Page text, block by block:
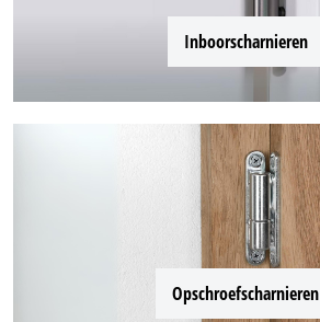
Inboorscharnieren
Opschroefscharnieren